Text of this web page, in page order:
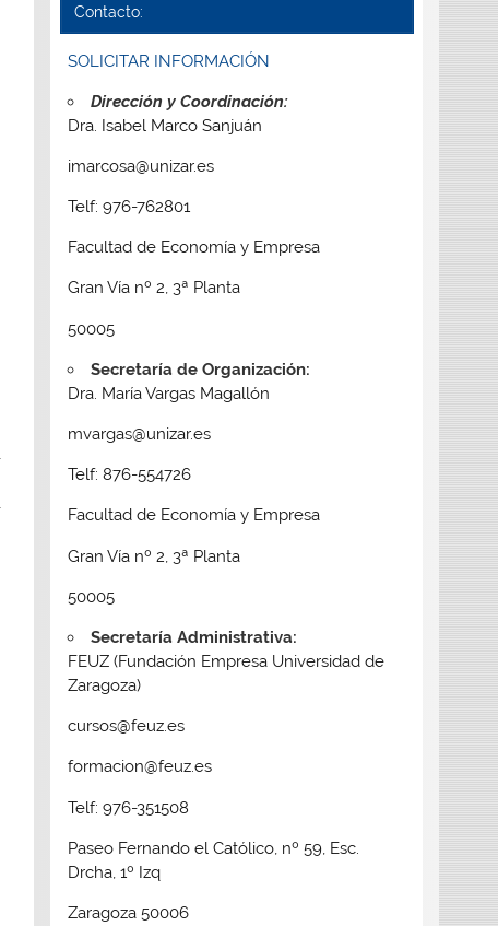
Contacto:
SOLICITAR INFORMACIÓN
Dirección y Coordinación:
Dra. Isabel Marco Sanjuán
imarcosa@unizar.es
Telf: 976-762801
Facultad de Economía y Empresa
Gran Vía nº 2, 3ª Planta
50005
Secretaría de Organización:
Dra. María Vargas Magallón
mvargas@unizar.es
Telf: 876-554726
Facultad de Economía y Empresa
Gran Vía nº 2, 3ª Planta
50005
Secretaría Administrativa:
FEUZ (Fundación Empresa Universidad de
Zaragoza)
cursos@feuz.es
formacion@feuz.es
Telf: 976-351508
Paseo Fernando el Católico, nº 59, Esc.
Drcha, 1º Izq
Zaragoza 50006